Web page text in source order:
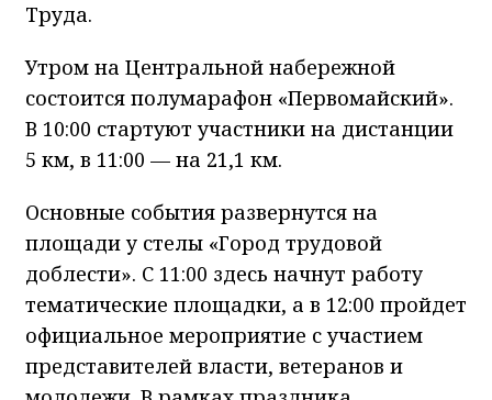
Труда.
Утром на Центральной набережной
состоится полумарафон «Первомайский».
В 10:00 стартуют участники на дистанции
5 км, в 11:00 — на 21,1 км.
Основные события развернутся на
площади у стелы «Город трудовой
доблести». С 11:00 здесь начнут работу
тематические площадки, а в 12:00 пройдет
официальное мероприятие с участием
представителей власти, ветеранов и